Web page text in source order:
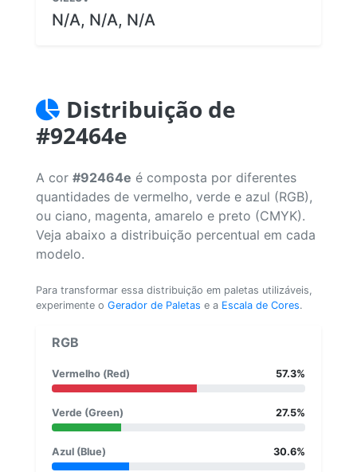
N/A, N/A, N/A
Distribuição de
#92464e
A cor #92464e é composta por diferentes
quantidades de vermelho, verde e azul (RGB),
ou ciano, magenta, amarelo e preto (CMYK).
Veja abaixo a distribuição percentual em cada
modelo.
Para transformar essa distribuição em paletas utilizáveis,
experimente o Gerador de Paletas e a Escala de Cores.
RGB
Vermelho (Red) 57.3%
Verde (Green) 27.5%
Azul (Blue) 30.6%